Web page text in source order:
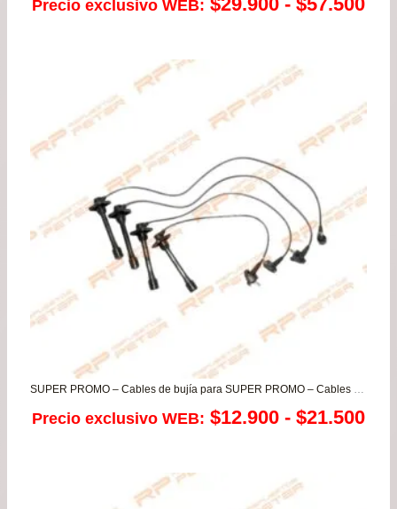
Precio exclusivo WEB:
Precio exclusivo WEB: $12.900 - $21.500